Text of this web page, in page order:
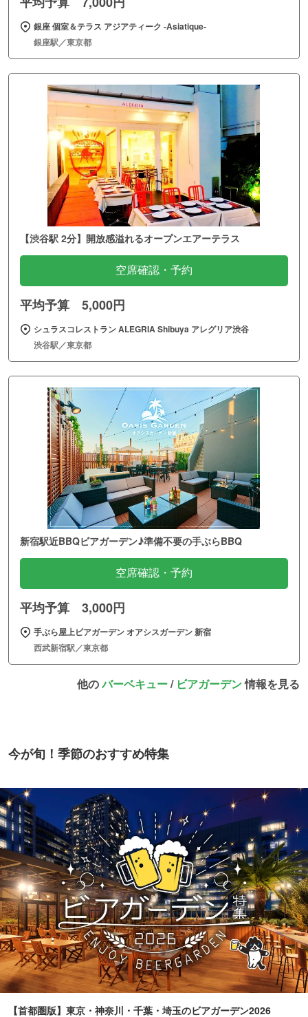
銀座 個室＆テラス アジアティーク ‐Asiatique‐
銀座駅／東京都
【渋谷駅 2分】開放感溢れるオープンエアーテラス
空席確認・予約
平均予算 5,000円
シュラスコレストラン ALEGRIA Shibuya アレグリア渋谷
渋谷駅／東京都
新宿駅近BBQビアガーデン♪準備不要の手ぶらBBQ
空席確認・予約
平均予算 3,000円
手ぶら屋上ビアガーデン オアシスガーデン 新宿
西武新宿駅／東京都
他のバーベキュー/ ビアガーデン情報を見る
今が旬！季節のおすすめ特集
【首都圏版】東京・神奈川・千葉・埼玉のビアガーデン2026